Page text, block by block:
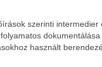
szerinti
dokumentálása
használt